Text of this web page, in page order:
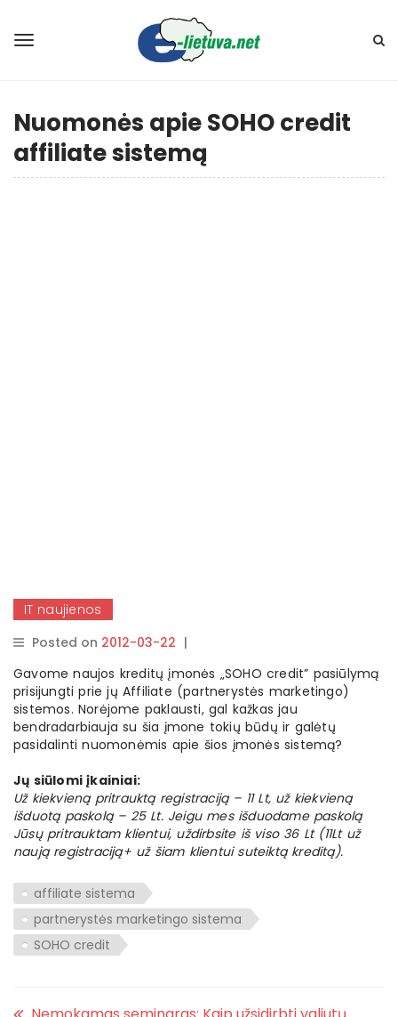
Nuomonės apie SOHO credit
affiliate sistemą
IT naujienos
Posted on 2012-03-22 |
Gavome naujos kreditų įmonės „SOHO credit” pasiūlymą
prisijungti prie jų Affiliate (partnerystės marketingo)
sistemos. Norėjome paklausti, gal kažkas jau
bendradarbiauja su šia įmone tokių būdų ir galėtų
pasidalinti nuomonėmis apie šios įmonės sistemą?
Jų siūlomi įkainiai:
Už kiekvieną pritrauktą registraciją – 11 Lt, už kiekvieną
išduotą paskolą – 25 Lt. Jeigu mes išduodame paskolą
Jūsų pritrauktam klientui, uždirbsite iš viso 36 Lt (11Lt už
naują registraciją+ už šiam klientui suteiktą kreditą).
affiliate sistema
partnerystės marketingo sistema
SOHO credit